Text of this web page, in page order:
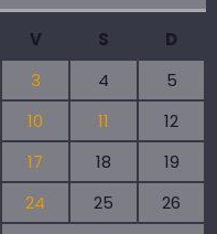
V S
D
3 4
5
10 11
12
17 18
19
24 25
26